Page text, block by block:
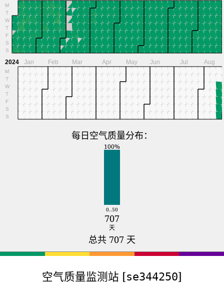
M
T
W
T
F
S
S
2024
M
T
W
T
F
S
S
Jan Feb Mar Apr May Jun Jul Aug
每日空气质量分布：
100%
0..50
707
天
总共 707 天
空气质量监测站 [se344250]